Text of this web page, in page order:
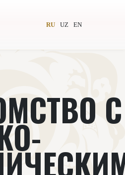
RU UZ EN
Всемирное общество С